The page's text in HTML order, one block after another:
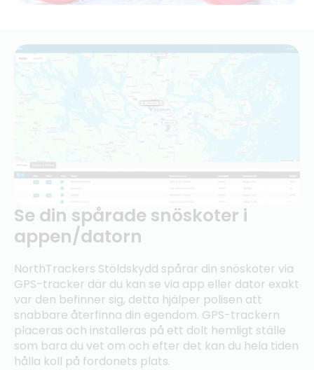
Se din spårade snöskoter i
appen/datorn
NorthTrackers Stöldskydd spårar din snöskoter via
GPS-tracker där du kan se via app eller dator exakt
var den befinner sig, detta hjälper polisen att
snabbare återfinna din egendom. GPS-trackern
placeras och installeras på ett dolt hemligt ställe
som bara du vet om och efter det kan du hela tiden
hålla koll på fordonets plats.